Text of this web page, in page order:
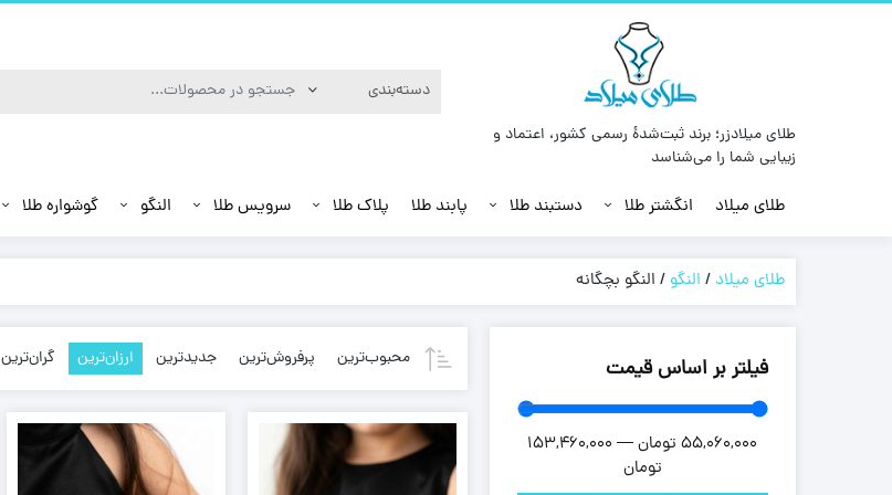
طلای میلادزر؛ برند ثبت‌شدهٔ رسمی کشور، اعتماد و
زیبایی شما را می‌شناسد
طلای میلاد انگشتر طلا دستبند طلا پابند طلا پلاک طلا سرویس طلا النگو گوشواره طلا
طلای میلاد / النگو / النگو بچگانه
محبوب‌ترین پرفروش‌ترین جدیدترین ارزان‌ترین گران‌ترین فیلتر بر اساس قیمت
55,060,000 تومان—
153,460,000
تومان